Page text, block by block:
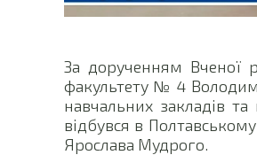
За дорученням Вченої
факультету № 4
навчальних закладів
відбувся в
Ярослава Мудрого.